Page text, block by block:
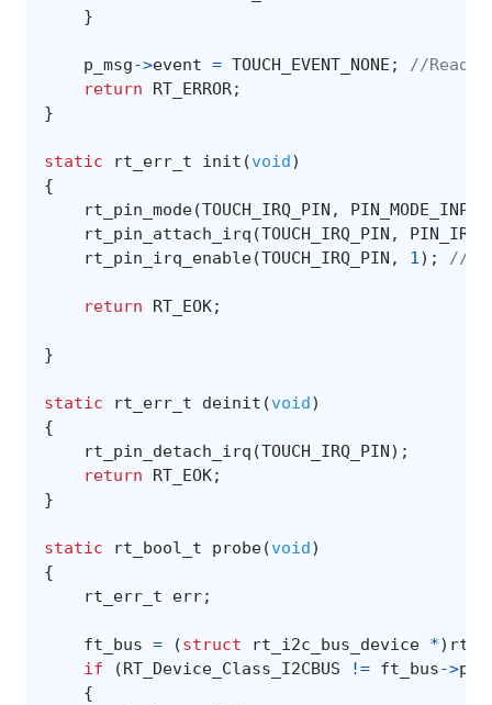
}
p_msg->event = TOUCH_EVENT_NONE ;
//Read
return
RT_ERROR;
}
static rt_err_t init (void)
{
rt_pin_mode(TOUCH_IRQ_PIN , PIN_MODE_INPUT
rt_pin_attach_irq (TOUCH_IRQ_PIN ,
rt_pin_irq_enable(TOUCH_IRQ_PIN , 1); //
return RT_EOK;
}
static rt_err_t deinit (void)
{
rt_pin_detach_irq (TOUCH_IRQ_PIN);
return
RT_EOK;
}
static rt_bool_t probe(void)
{
rt_err_t
err;
ft_bus = (struct rt_i2c_bus_device *)
if
(RT_Device_Class_I2CBUS != ft_bus->
{